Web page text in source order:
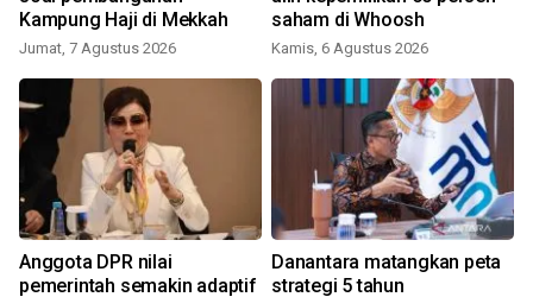
Kampung Haji di Mekkah
Jumat, 7 Agustus 2026
saham di Whoosh
Kamis, 6 Agustus 2026
Anggota DPR nilai
pemerintah semakin adaptif
Danantara matangkan peta
strategi 5 tahun